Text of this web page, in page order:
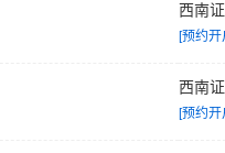
西南
[预约开
西南
[预约开